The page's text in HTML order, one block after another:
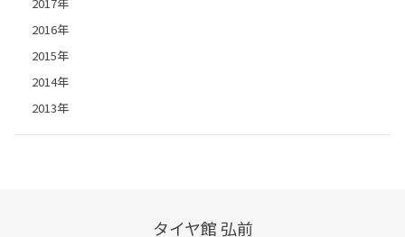
2017年
2016年
2015年
2014年
2013年
タイヤ館 弘前